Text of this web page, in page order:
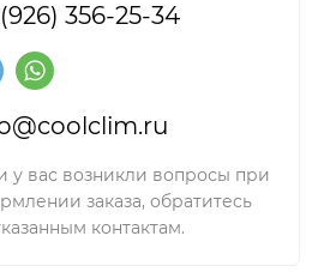
356-25-34
у вас возникли вопросы при
заказа, обратитесь
контактам.